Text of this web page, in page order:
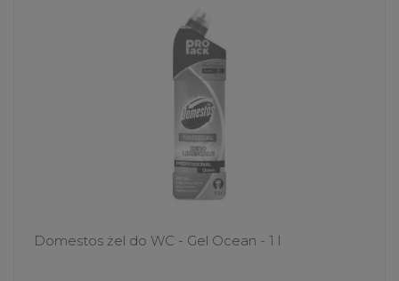
Domestos żel do WC - Gel Ocean - 1 l